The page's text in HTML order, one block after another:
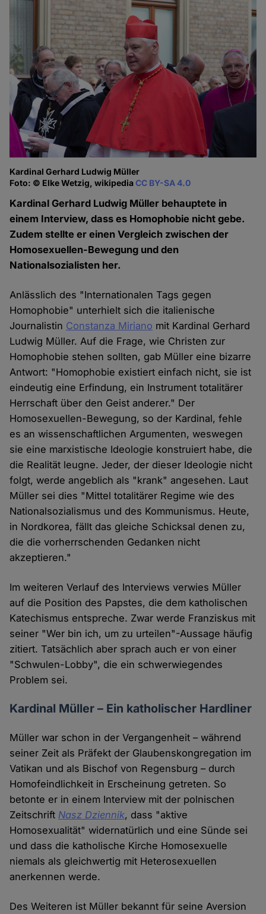
Kardinal Gerhard Ludwig Müller
Foto: © Elke Wetzig, wikipediaCC BY-SA 4.0
Kardinal Gerhard Ludwig Müller behauptete in
einem Interview, dass es Homophobie nicht gebe.
Zudem stellte er einen Vergleich zwischen der
Homosexuellen-Bewegung und den
Nationalsozialisten her.
Anlässlich des "Internationalen Tags gegen
Homophobie" unterhielt sich die italienische
Journalistin Constanza Miriano mit Kardinal Gerhard
Ludwig Müller. Auf die Frage, wie Christen zur
Homophobie stehen sollten, gab Müller eine bizarre
Antwort: "Homophobie existiert einfach nicht, sie ist
eindeutig eine Erfindung, ein Instrument totalitärer
Herrschaft über den Geist anderer." Der
Homosexuellen-Bewegung, so der Kardinal, fehle
es an wissenschaftlichen Argumenten, weswegen
sie eine marxistische Ideologie konstruiert habe, die
die Realität leugne. Jeder, der dieser Ideologie nicht
folgt, werde angeblich als "krank" angesehen. Laut
Müller sei dies "Mittel totalitärer Regime wie des
Nationalsozialismus und des Kommunismus. Heute,
in Nordkorea, fällt das gleiche Schicksal denen zu,
die die vorherrschenden Gedanken nicht
akzeptieren."
Im weiteren Verlauf des Interviews verwies Müller
auf die Position des Papstes, die dem katholischen
Katechismus entspreche. Zwar werde Franziskus mit
seiner "Wer bin ich, um zu urteilen"-Aussage häufig
zitiert. Tatsächlich aber sprach auch er von einer
"Schwulen-Lobby", die ein schwerwiegendes
Problem sei.
Kardinal Müller – Ein katholischer Hardliner
Müller war schon in der Vergangenheit – während
seiner Zeit als Präfekt der Glaubenskongregation im
Vatikan und als Bischof von Regensburg – durch
Homofeindlichkeit in Erscheinung getreten. So
betonte er in einem Interview mit der polnischen
Zeitschrift Nasz Dziennik, dass "aktive
Homosexualität" widernatürlich und eine Sünde sei
und dass die katholische Kirche Homosexuelle
niemals als gleichwertig mit Heterosexuellen
anerkennen werde.
Des Weiteren ist Müller bekannt für seine Aversion